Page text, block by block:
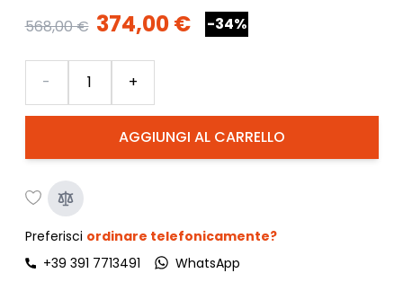
568,00 € 374,00 € -34%
AGGIUNGI AL CARRELLO
- +
Preferisci ordinare telefonicamente?
+39 391 7713491
WhatsApp